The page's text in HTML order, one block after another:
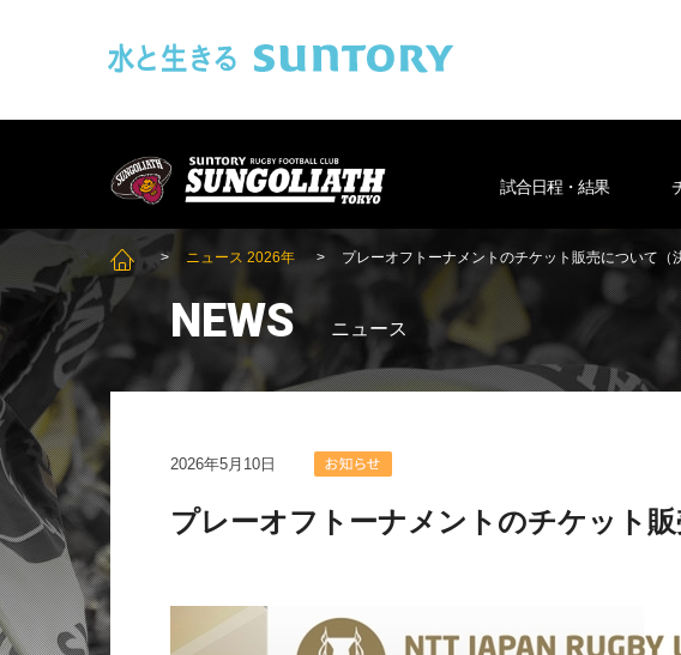
試合日程・結果
SUNGOLIATH TOP
ニュース 2026年 プレーオフトーナメントのチケット販売について（
NEWS ニュース
2026年5月10日
プレーオフトーナメントのチケット販